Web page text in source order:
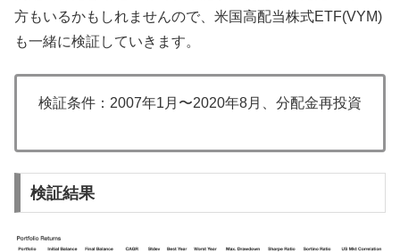
方もいるかもしれませんので、米国高配当株式ETF(VYM)
も一緒に検証していきます。
検証条件：2007年1月〜2020年8月、分配金再投資
検証結果